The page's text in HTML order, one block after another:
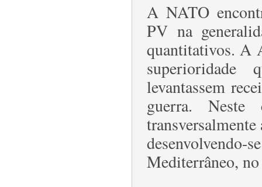
A NATO
PV na
quantitativos. A
superioridade
levantassem
guerra. Neste
Mediterrâneo,